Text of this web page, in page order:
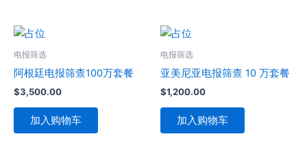
电报筛选
阿根廷电报筛查100万套餐
$3,500.00
加入购物车
电报筛选
亚美尼亚电报筛查 10 万套餐
$1,200.00
加入购物车